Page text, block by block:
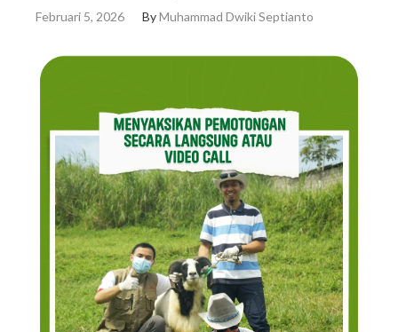
Februari 5, 2026 ByMuhammad Dwiki Septianto